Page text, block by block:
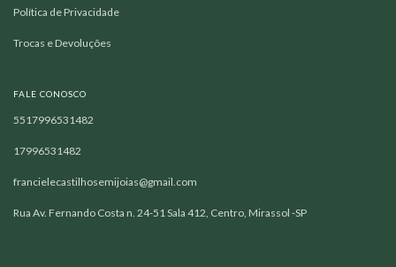
Política de Privacidade
Trocas e Devoluções
FALE CONOSCO
5517996531482
17996531482
francielecastilhosemijoias@gmail.com
Rua Av. Fernando Costa n. 24-51 Sala 412, Centro, Mirassol -SP